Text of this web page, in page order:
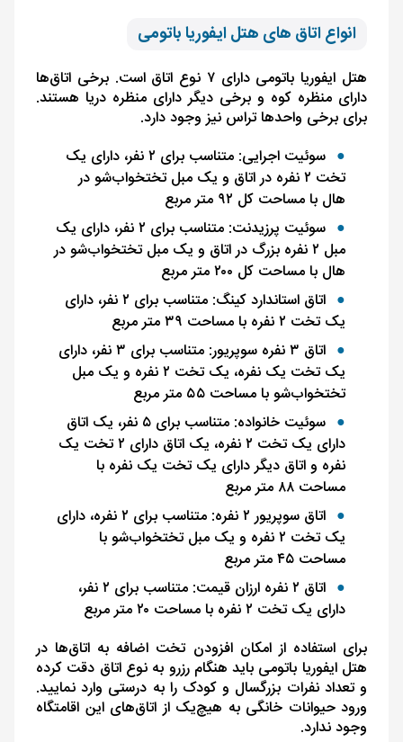
انواع اتاق های هتل ایفوریا باتومی
هتل ایفوریا باتومی دارای ۷ نوع اتاق است. برخی اتاق‌ها
دارای منظره کوه و برخی دیگر دارای منظره دریا هستند.
برای برخی واحدها تراس نیز وجود دارد.
سوئیت اجرایی: متناسب برای ۲ نفر، دارای یک
تخت ۲ نفره در اتاق و یک مبل تختخواب‌شو در
هال با مساحت کل ۹۲ متر مربع
سوئیت پرزیدنت: متناسب برای ۲ نفر، دارای یک
مبل ۲ نفره بزرگ در اتاق و یک مبل تختخواب‌شو در
هال با مساحت کل ۲۰۰ متر مربع
اتاق استاندارد کینگ: متناسب برای ۲ نفر، دارای
یک تخت ۲ نفره با مساحت ۳۹ متر مربع
اتاق ۳ نفره سوپریور: متناسب برای ۳ نفر، دارای
یک تخت یک نفره، یک تخت ۲ نفره و یک مبل
تختخواب‌شو با مساحت ۵۵ متر مربع
سوئیت خانواده: متناسب برای ۵ نفر، یک اتاق
دارای یک تخت ۲ نفره، یک اتاق دارای ۲ تخت یک
نفره و اتاق دیگر دارای یک تخت یک نفره با
مساحت ۸۸ متر مربع
اتاق سوپریور ۲ نفره: متناسب برای ۲ نفره، دارای
یک تخت ۲ نفره و یک مبل تختخواب‌شو با
مساحت ۴۵ متر مربع
اتاق ۲ نفره ارزان قیمت: متناسب برای ۲ نفر،
دارای یک تخت ۲ نفره با مساحت ۲۰ متر مربع
برای استفاده از امکان افزودن تخت اضافه به اتاق‌ها در
هتل ایفوریا باتومی باید هنگام رزرو به نوع اتاق دقت کرده
و تعداد نفرات بزرگسال و کودک را به درستی وارد نمایید.
ورود حیوانات خانگی به هیچ‌یک از اتاق‌های این اقامتگاه
وجود ندارد.